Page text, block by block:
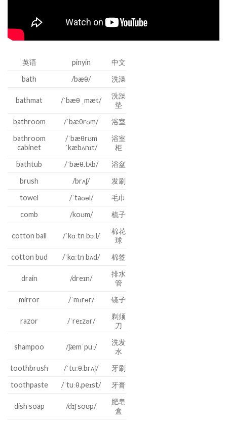
英语 pinyin
中文
bath
/bæθ/ 洗澡
bathmat /ˈbæθ ˌmæt/
洗澡
垫
bathroom
/ˈbæθrʊm/
浴室
bathroom
cabinet
/ˈbæθrʊm
ˈkæbʌnɪt/
浴室
柜
bathtub
/ˈbæθ.tʌb/
浴盆
brush
/brʌʃ/
发刷
towel
/ˈtaʊəl/
毛巾
comb
/koʊm/ 梳子
cotton ball /ˈkɑːtn bɔːl/
棉花
球
cotton bud
/ˈkɑːtn bʌd/ 棉签
drain /dreɪn/
排水
管
mirror
/ˈmɪrər/ 镜子
razor /ˈreɪzər/
剃须
刀
shampoo /ʃæmˈpuː/
洗发
水
toothbrush
/ˈtuːθ.brʌʃ/
牙刷
toothpaste
/ˈtuːθ.peɪst/ 牙膏
dish soap /dɪʃ soʊp/
肥皂
盒